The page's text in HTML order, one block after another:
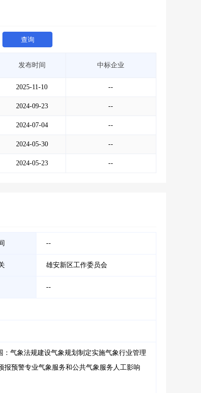
查询
发布时间 中标企业
2025-11-10 --
2024-09-23 --
2024-07-04 --
2024-05-30 --
2024-05-23 --
--
雄安新区工作委员会
--
气象法规建设气象规划制定实施气象行业管理
预警专业气象服务和公共气象服务人工影响